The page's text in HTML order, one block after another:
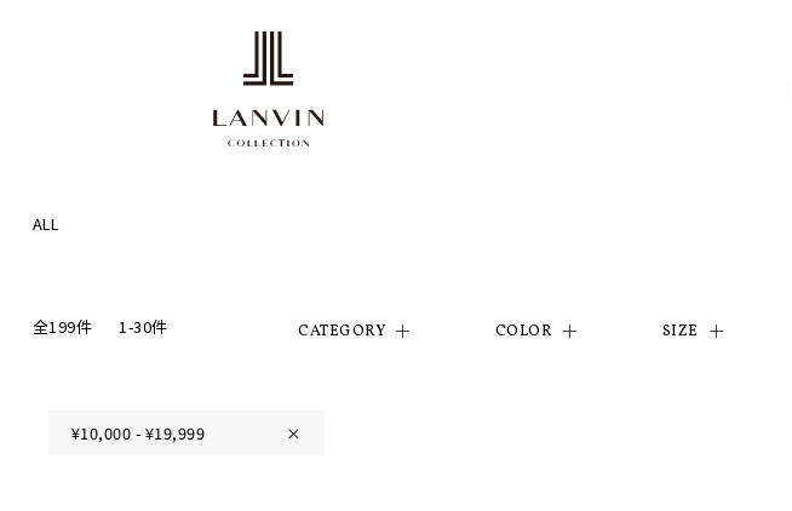
ALL
全199件 1-30件 CATEGORY COLOR SIZE
¥10,000 - ¥19,999 ×